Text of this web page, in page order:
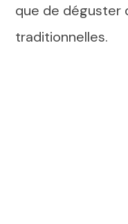
que de déguster
traditionnelles.